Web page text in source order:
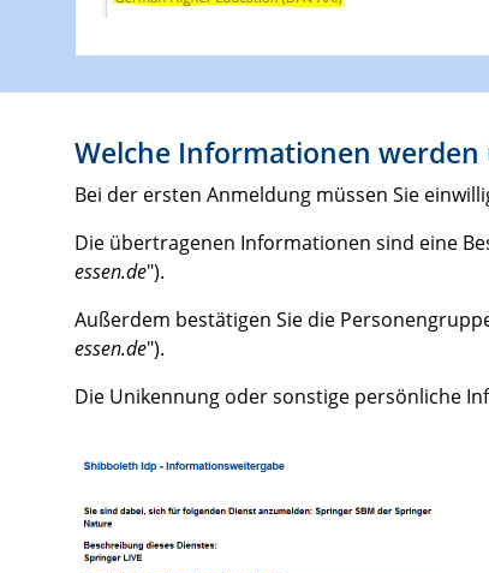
Welche Informationen werden
Bei der ersten Anmeldung müssen Sie
Die übertragenen Informationen sind eine
essen.de").
Außerdem bestätigen Sie die
essen.de").
Die Unikennung oder sonstige persönliche